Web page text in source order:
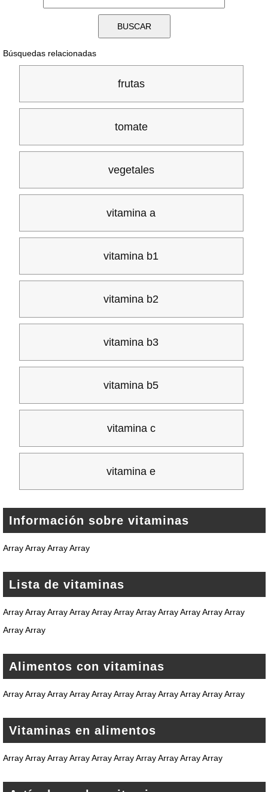
Búsquedas relacionadas
frutas
tomate
vegetales
vitamina a
vitamina b1
vitamina b2
vitamina b3
vitamina b5
vitamina c
vitamina e
Información sobre vitaminas
Array Array Array Array
Lista de vitaminas
Array Array Array Array Array Array Array Array Array Array Array
Array Array
Alimentos con vitaminas
Array Array Array Array Array Array Array Array Array Array Array
Vitaminas en alimentos
Array Array Array Array Array Array Array Array Array Array